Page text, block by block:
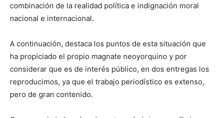
combinación de la realidad política e indignación moral
nacional e internacional.
A continuación, destaca los puntos de esta situación que
ha propiciado el propio magnate neoyorquino y por
considerar que es de interés público, en dos entregas los
reproducimos, ya que el trabajo periodístico es extenso,
pero de gran contenido.